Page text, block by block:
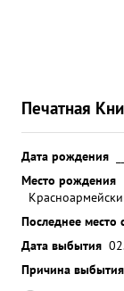
Печатная
Дата рождения
Место рождения
Последнее место
Дата выбытия
Причина выбытия